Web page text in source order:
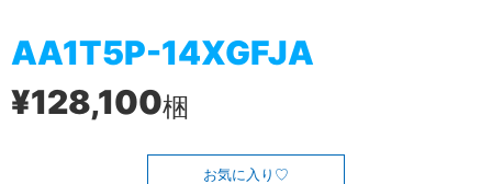
AA1T5P-14XGFJA
¥128,100梱
お気に入り